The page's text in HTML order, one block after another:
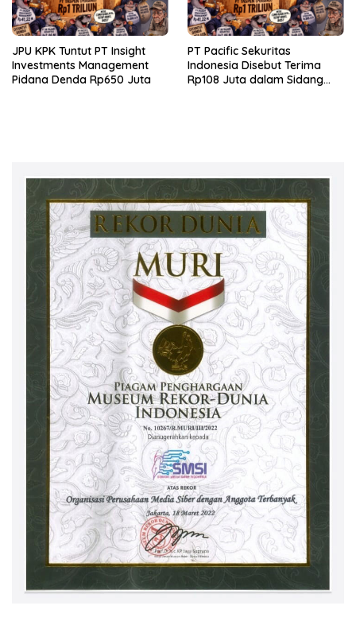
JPU KPK Tuntut PT Insight
Investments Management
Pidana Denda Rp650 Juta
PT Pacific Sekuritas
Indonesia Disebut Terima
Rp108 Juta dalam Sidang